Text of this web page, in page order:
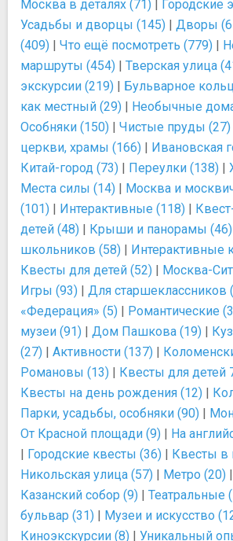
Москва в деталях (71) | Городские
Усадьбы и дворцы (145) | Дворы
(409) | Что ещё посмотреть (779) |
маршруты (454) | Тверская улица
экскурсии (219) | Бульварное
как местный (29) | Необычные
Особняки (150) | Чистые пруды (27)
церкви, храмы (166) | Ивановская
Китай-город (73) | Переулки (138) |
Места силы (14) | Москва и
(101) | Интерактивные (118) |
детей (48) | Крыши и панорамы (46)
школьников (58) | Интерактивные
Квесты для детей (52) | Москва-
Игры (93) | Для старшеклассников
«Федерация» (5) | Романтические
музеи (91) | Дом Пашкова (19) |
(27) | Активности (137) |
Романовы (13) | Квесты для детей
Квесты на день рождения (12) |
Парки, усадьбы, особняки (90) |
От Красной площади (9) | На
| Городские квесты (36) | Квесты в
Никольская улица (57) | Метро (20) |
Казанский собор (9) | Театральные
бульвар (31) | Музеи и искусство
Киноэкскурсии (8) | Уникальный